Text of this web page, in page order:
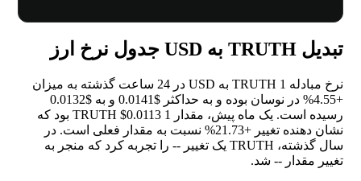
تبدیل TRUTH به USD جدول نرخ ارز
نرخ مبادله 1 TRUTH به USD در 24 ساعت گذشته به میزان
+4.55%
در نوسان بوده و به حداکثر $0.0141 و به $0.0132
رسیده است. یک ماه پیش، مقدار 1 TRUTH $0.0113 بود که
نشان دهنده تغییر +21.73%
نسبت به مقدار فعلی است. در
سال گذشته، TRUTH یک تغییر
-- را تجربه کرد که منجر به
تغییر مقدار -- شد.